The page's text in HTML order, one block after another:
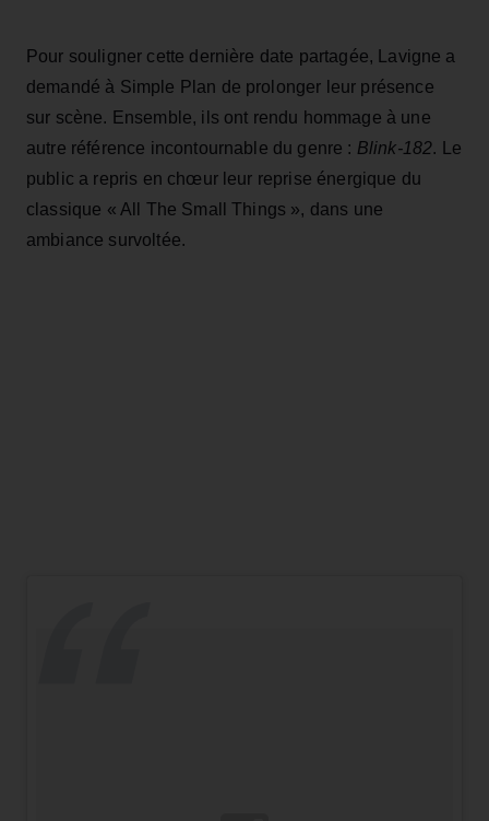
Pour souligner cette dernière date partagée, Lavigne a
demandé à Simple Plan de prolonger leur présence
sur scène. Ensemble, ils ont rendu hommage à une
autre référence incontournable du genre : Blink-182. Le
public a repris en chœur leur reprise énergique du
classique « All The Small Things », dans une
ambiance survoltée.